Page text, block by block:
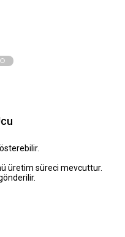
üretim süreci mevcuttur.